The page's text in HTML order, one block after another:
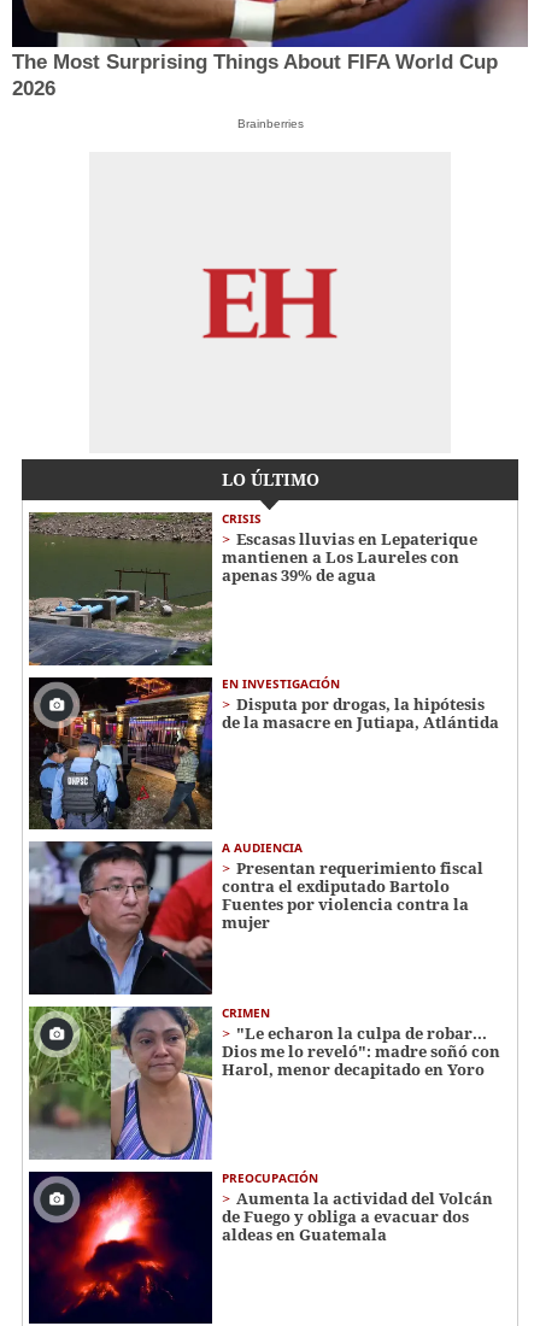
The Most Surprising Things About FIFA World Cup
2026
Brainberries
LO ÚLTIMO
CRISIS
Escasas lluvias en Lepaterique
mantienen a Los Laureles con
apenas 39% de agua
EN INVESTIGACIÓN
Disputa por drogas, la hipótesis
de la masacre en Jutiapa, Atlántida
A AUDIENCIA
Presentan requerimiento fiscal
contra el exdiputado Bartolo
Fuentes por violencia contra la
mujer
CRIMEN
"Le echaron la culpa de robar...
Dios me lo reveló": madre soñó con
Harol, menor decapitado en Yoro
PREOCUPACIÓN
Aumenta la actividad del Volcán
de Fuego y obliga a evacuar dos
aldeas en Guatemala